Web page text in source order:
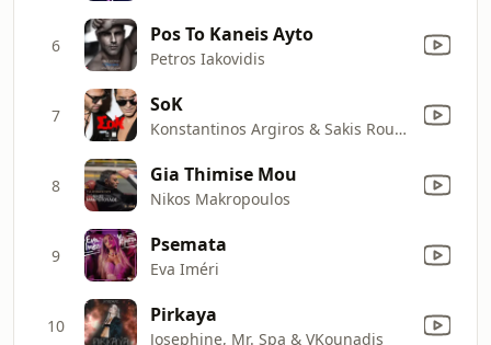
6 Pos To Kaneis Ayto
Petros Iakovidis
7 SoK
Konstantinos Argiros & Sakis Rouvas
8 Gia Thimise Mou
Nikos Makropoulos
9 Psemata
Eva Iméri
10 Pirkaya
Josephine, Mr. Spa & VKounadis